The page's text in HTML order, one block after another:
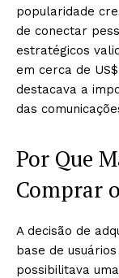
popularidade
de conectar
estratégicos
em cerca de
destacava a
das
Por Que
Comprar
A decisão de
base de
possibilitava